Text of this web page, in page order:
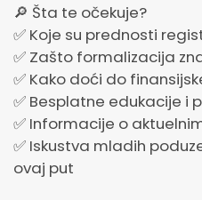
🔎 Šta te očekuje?
✅ Koje su prednosti
✅ Zašto formalizacija
✅ Kako doći do
✅ Besplatne edukacije i
✅ Informacije o
✅ Iskustva mladih
ovaj put